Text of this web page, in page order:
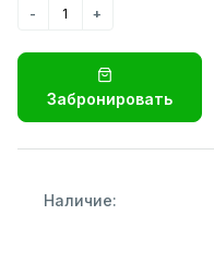
Забронировать
Наличие: